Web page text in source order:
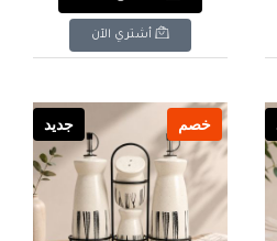
أشتري الآن
خصم جديد